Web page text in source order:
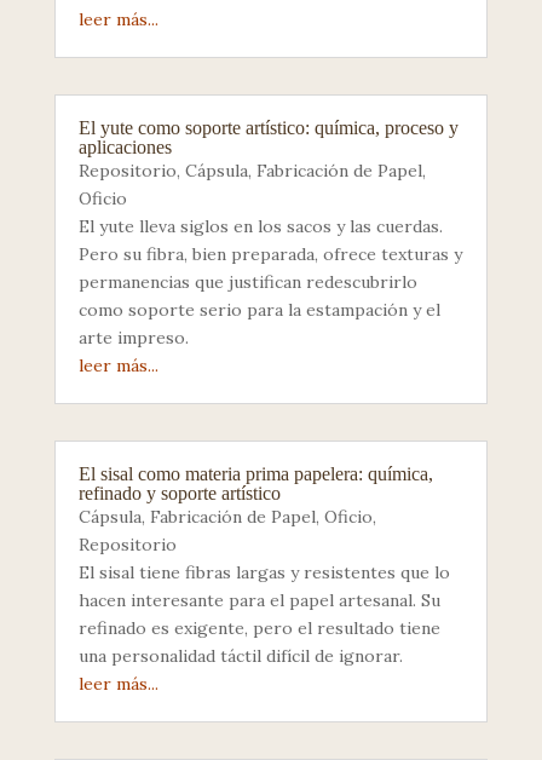
leer más...
El yute como soporte artístico: química, proceso y
aplicaciones
Repositorio, Cápsula, Fabricación de Papel,
Oficio
El yute lleva siglos en los sacos y las cuerdas.
Pero su fibra, bien preparada, ofrece texturas y
permanencias que justifican redescubrirlo
como soporte serio para la estampación y el
arte impreso.
leer más...
El sisal como materia prima papelera: química,
refinado y soporte artístico
Cápsula, Fabricación de Papel, Oficio,
Repositorio
El sisal tiene fibras largas y resistentes que lo
hacen interesante para el papel artesanal. Su
refinado es exigente, pero el resultado tiene
una personalidad táctil difícil de ignorar.
leer más...